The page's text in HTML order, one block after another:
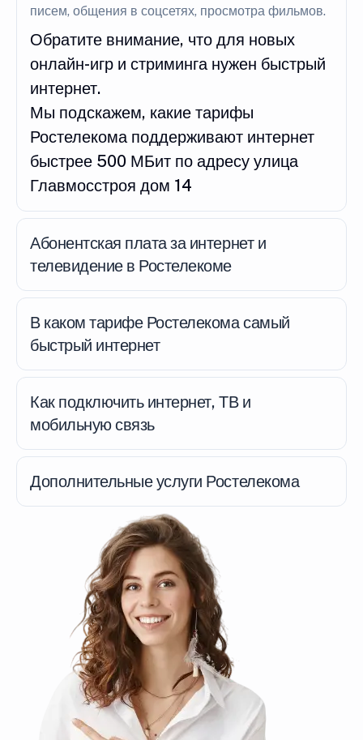
писем, общения в соцсетях, просмотра фильмов.
Обратите внимание, что для новых
онлайн-игр и стриминга нужен быстрый
интернет.
Мы подскажем, какие тарифы
Ростелекома поддерживают интернет
быстрее 500 МБит по адресу улица
Главмосстроя дом 14
Абонентская плата за интернет и
телевидение в Ростелекоме
В каком тарифе Ростелекома самый
быстрый интернет
Как подключить интернет, ТВ и
мобильную связь
Дополнительные услуги Ростелекома